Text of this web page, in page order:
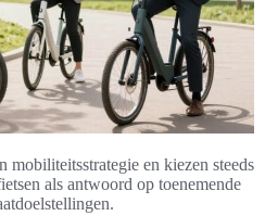
en kiezen steeds
als antwoord op toenemende